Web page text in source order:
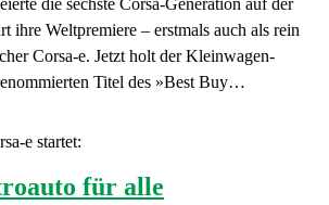
ihre Weltpremiere – erstmals auch als rein
Corsa-e. Jetzt holt der Kleinwagen-
Titel des »Best Buy…
e startet:
für alle